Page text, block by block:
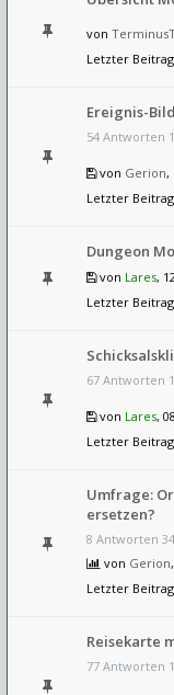
von
Letzter
Ereignis-
54 Antworten
von Gerion,
Letzter
Dungeon
von Lares,
Letzter
67 Antworten
von Lares,
Letzter
Umfrage:
ersetzen?
8 Antworten
von Gerion
Letzter
Reisekarte
77 Antworten